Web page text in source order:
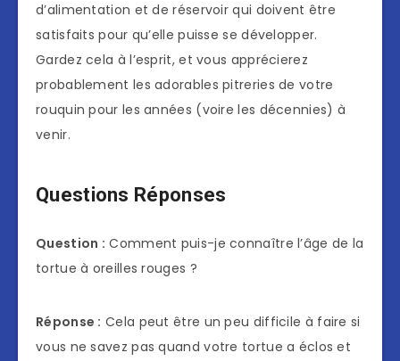
d’alimentation et de réservoir qui doivent être
satisfaits pour qu’elle puisse se développer.
Gardez cela à l’esprit, et vous apprécierez
probablement les adorables pitreries de votre
rouquin pour les années (voire les décennies) à
venir.
Questions Réponses
Question : Comment puis-je connaître l’âge de la
tortue à oreilles rouges ?
Réponse : Cela peut être un peu difficile à faire si
vous ne savez pas quand votre tortue a éclos et